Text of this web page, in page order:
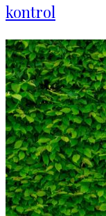
kontrol